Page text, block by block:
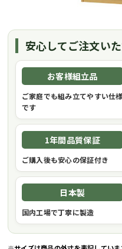
安心してご注文い
お客様組立品
ご家庭でも組み立てやすい仕様
です
1年間品質保証
ご購入後も安心の保証付き
日本製
国内工場で丁寧に製造